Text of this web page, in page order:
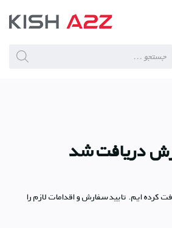
search
دریافت شد
کرده ایم. تایید سفارش و اقدامات لازم را